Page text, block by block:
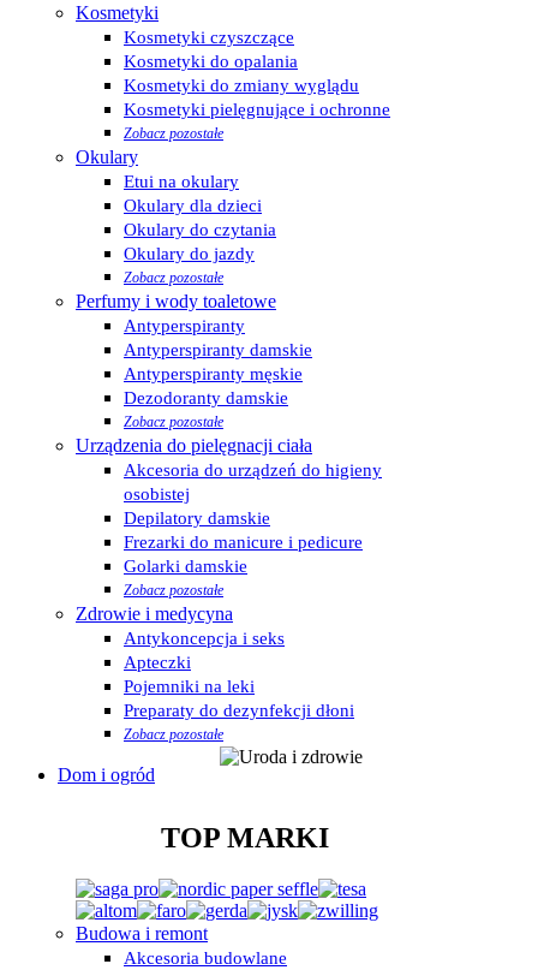
Kosmetyki
Kosmetyki czyszczące
Kosmetyki do opalania
Kosmetyki do zmiany wyglądu
Kosmetyki pielęgnujące i ochronne
Zobacz pozostałe
Okulary
Etui na okulary
Okulary dla dzieci
Okulary do czytania
Okulary do jazdy
Zobacz pozostałe
Perfumy i wody toaletowe
Antyperspiranty
Antyperspiranty damskie
Antyperspiranty męskie
Dezodoranty damskie
Zobacz pozostałe
Urządzenia do pielęgnacji ciała
Akcesoria do urządzeń do higieny
osobistej
Depilatory damskie
Frezarki do manicure i pedicure
Golarki damskie
Zobacz pozostałe
Zdrowie i medycyna
Antykoncepcja i seks
Apteczki
Pojemniki na leki
Preparaty do dezynfekcji dłoni
Zobacz pozostałe
Dom i ogród
TOP MARKI
Budowa i remont
Akcesoria budowlane